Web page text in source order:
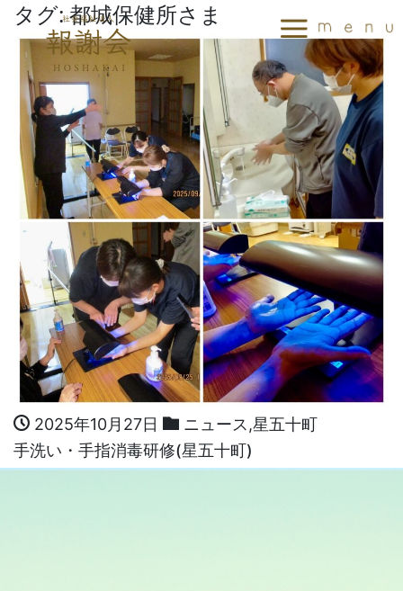
タグ:都城保健所さま
2025年10月27日 ニュース ,星五十町
手洗い・手指消毒研修(星五十町)